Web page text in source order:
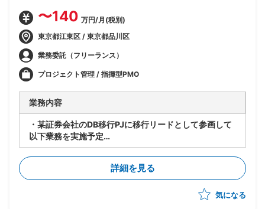
〜140 万円/月(税別)
東京都江東区 / 東京都品川区
業務委託（フリーランス）
プロジェクト管理 / 指揮型PMO
業務内容
・某証券会社のDB移行PJに移行リードとして参画して
以下業務を実施予定
-移行計画の作成
-移行方式検討/本番移行対策の立案
-移行ツール作成に関する計画策定/推進
-移行リハーサル～移行本番～移行後支援までの全体推
詳細を見る
気になる